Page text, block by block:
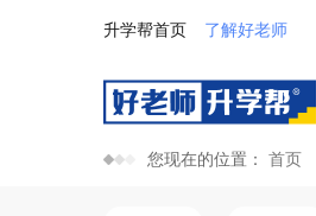
升学帮首页 了解好老师
您现在的位置： 首页